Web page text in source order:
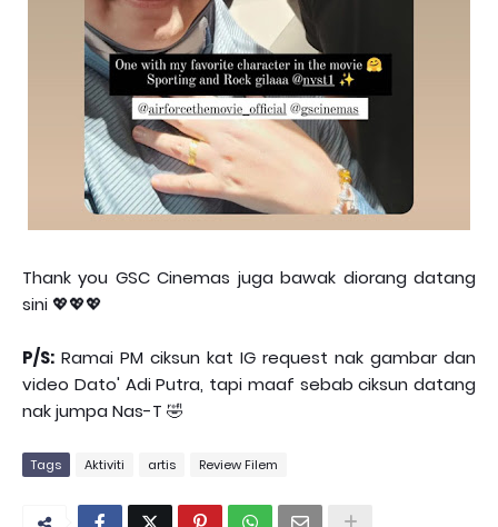
Thank you GSC Cinemas juga bawak diorang datang
sini 💖💖💖
P/S: Ramai PM ciksun kat IG request nak gambar dan
video Dato' Adi Putra, tapi maaf sebab ciksun datang
nak jumpa Nas-T 🤣
Tags Aktiviti artis Review Filem